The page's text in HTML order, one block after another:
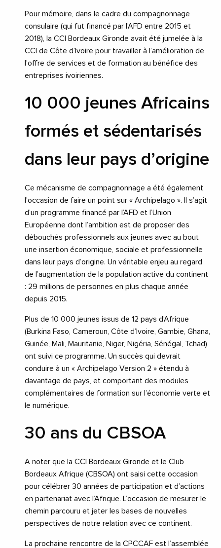
Pour mémoire, dans le cadre du compagnonnage
consulaire (qui fut financé par l’AFD entre 2015 et
2018), la CCI Bordeaux Gironde avait été jumelée à la
CCI de Côte d’Ivoire pour travailler à l’amélioration de
l’offre de services et de formation au bénéfice des
entreprises ivoiriennes.
10 000 jeunes Africains
formés et sédentarisés
dans leur pays d’origine
Ce mécanisme de compagnonnage a été également
l’occasion de faire un point sur « Archipelago ». Il s’agit
d’un programme financé par l’AFD et l’Union
Européenne dont l’ambition est de proposer des
débouchés professionnels aux jeunes avec au bout
une insertion économique, sociale et professionnelle
dans leur pays d’origine. Un véritable enjeu au regard
de l’augmentation de la population active du continent
: 29 millions de personnes en plus chaque année
depuis 2015.
Plus de 10 000 jeunes issus de 12 pays d’Afrique
(Burkina Faso, Cameroun, Côte d’Ivoire, Gambie, Ghana,
Guinée, Mali, Mauritanie, Niger, Nigéria, Sénégal, Tchad)
ont suivi ce programme. Un succès qui devrait
conduire à un « Archipelago Version 2 » étendu à
davantage de pays, et comportant des modules
complémentaires de formation sur l’économie verte et
le numérique.
30 ans du CBSOA
A noter que la CCI Bordeaux Gironde et le Club
Bordeaux Afrique (CBSOA) ont saisi cette occasion
pour célébrer 30 années de participation et d’actions
en partenariat avec l’Afrique. L’occasion de mesurer le
chemin parcouru et jeter les bases de nouvelles
perspectives de notre relation avec ce continent.
La prochaine rencontre de la CPCCAF est l’assemblée